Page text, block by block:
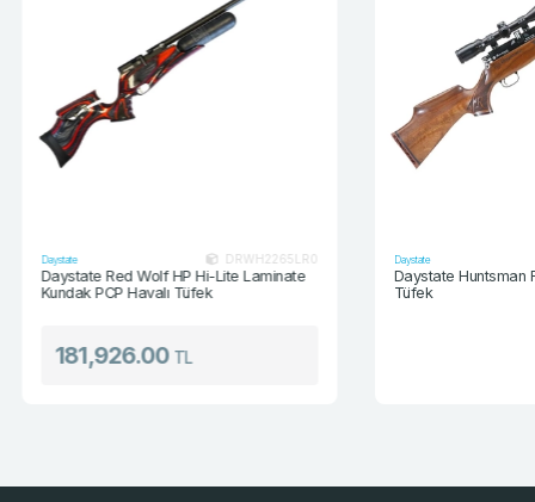
Daystate DRWH2265LR0
Daystate Red Wolf HP Hi-Lite Laminate
Kundak PCP Havalı Tüfek
181,926.00 TL
Daystate
Daystate Huntsman
Tüfek